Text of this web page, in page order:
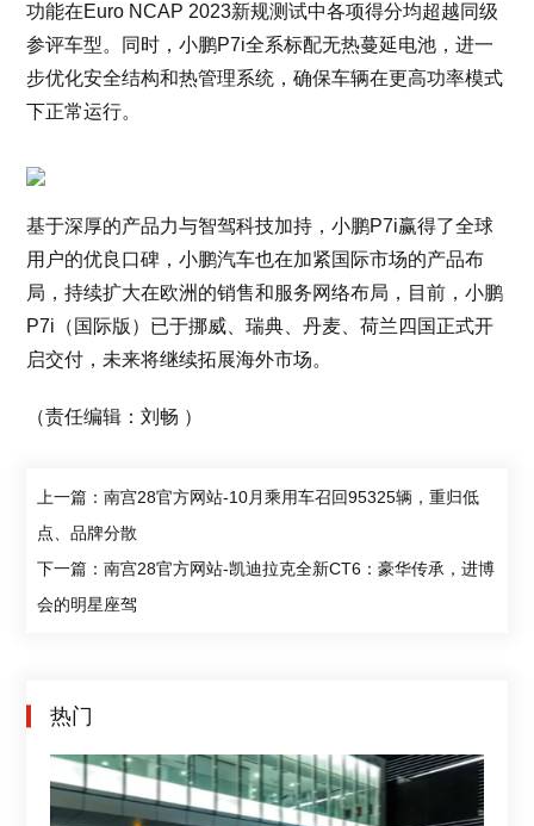
功能在Euro NCAP 2023新规测试中各项得分均超越同级
参评车型。同时，小鹏P7i全系标配无热蔓延电池，进一
步优化安全结构和热管理系统，确保车辆在更高功率模式
下正常运行。
基于深厚的产品力与智驾科技加持，小鹏P7i赢得了全球
用户的优良口碑，小鹏汽车也在加紧国际市场的产品布
局，持续扩大在欧洲的销售和服务网络布局，目前，小鹏
P7i（国际版）已于挪威、瑞典、丹麦、荷兰四国正式开
启交付，未来将继续拓展海外市场。
（责任编辑：刘畅 ）
上一篇：南宫28官方网站-10月乘用车召回95325辆，重归低
点、品牌分散
下一篇：南宫28官方网站-凯迪拉克全新CT6：豪华传承，进博
会的明星座驾
热门